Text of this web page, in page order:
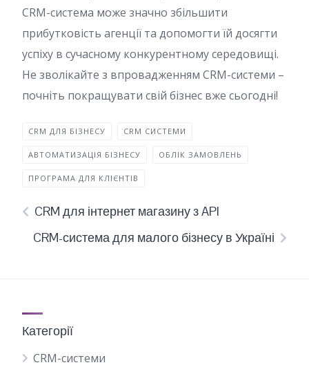
CRM-система може значно збільшити
прибутковість агенції та допомогти їй досягти
успіху в сучасному конкурентному середовищі.
Не зволікайте з впровадженням CRM-системи –
почніть покращувати свій бізнес вже сьогодні!
CRM ДЛЯ БІЗНЕСУ CRM СИСТЕМИ
АВТОМАТИЗАЦІЯ БІЗНЕСУ ОБЛІК ЗАМОВЛЕНЬ
ПРОГРАМА ДЛЯ КЛІЄНТІВ
CRM для інтернет магазину з API
CRM-система для малого бізнесу в Україні
Категорії
CRM-системи